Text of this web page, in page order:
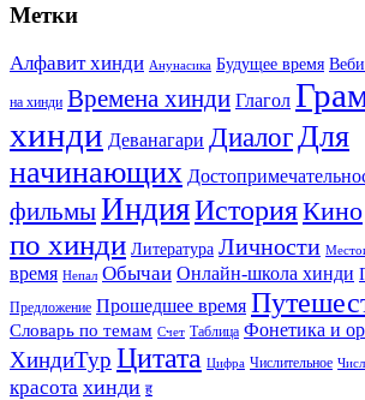
Метки
Алфавит хинди Анунасика Будущее время
на хинди Времена хинди Глагол
хинди Деванагари Диалог Для
начинающих
фильмыИндияИсторияКино
по хинди Литература Личности
время Непал Обычаи Онлайн-школа хинди
Предложение Прошедшее время
Словарь по темам Счет Таблица Фонетика и
ХиндиТур Цитата Цифра Числительное
красота хинди ह